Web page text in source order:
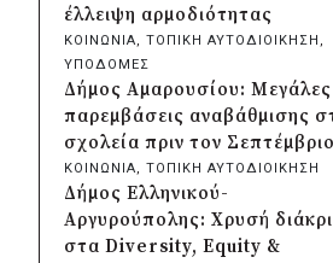
μπλοκαρίσματος φιλικού
αγώνα στο «Μ.
Κρητικόπουλος»
πριν από 2 μέρες
Δήμος Πειραιά: Νέες
ασφαλτοστρώσεις σε Α΄ και
Δημοτική Κοινότητα με
πρόγραμμα 2 εκατ. ευρώ
πριν από 2 μέρες
Η Marko Marković Orkestar
έλλειψη αρμοδιότητας
ΚΟΙΝΩΝΙΑ, ΤΟΠΙΚΗ ΑΥΤΟΔΙΟΙΚΗΣΗ
ΥΠΟΔΟΜΕΣ
Δήμος Αμαρουσίου: Μεγάλες
παρεμβάσεις αναβάθμισης
σχολεία πριν τον Σεπτέμβριο
ΚΟΙΝΩΝΙΑ, ΤΟΠΙΚΗ ΑΥΤΟΔΙΟΙΚΗΣΗ
Δήμος Ελληνικού-
Αργυρούπολης: Χρυσή
στα Diversity, Equity &